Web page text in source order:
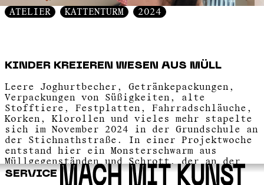
SERVICE
ATELIER KATTENTURM 2024
KINDER KREIEREN WESEN AUS MÜLL
Leere Joghurtbecher, Getränkepackungen,
Verpackungen von Süßigkeiten, alte
Stofftiere, Festplatten, Fahrradschläuche,
Korken, Klorollen und vieles mehr stapelte
sich im November 2024 in der Grundschule an
der Stichnathstraße. In einer Projektwoche
entstand hier ein Monsterschwarm aus
Müllgegenständen und Schrott, der an der
Decke der Schulmensa installiert wurde.